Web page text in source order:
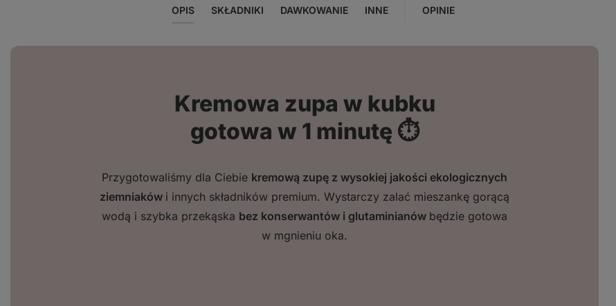
OPIS SKŁADNIKI DAWKOWANIE INNE OPINIE
Kremowa zupa w kubku
gotowa w 1 minutę ⏱️
Przygotowaliśmy dla Ciebie kremową zupę z wysokiej jakości ekologicznych
ziemniaków i innych składników premium. Wystarczy zalać mieszankę gorącą
wodą i szybka przekąska bez konserwantów i glutaminianów będzie gotowa
w mgnieniu oka.